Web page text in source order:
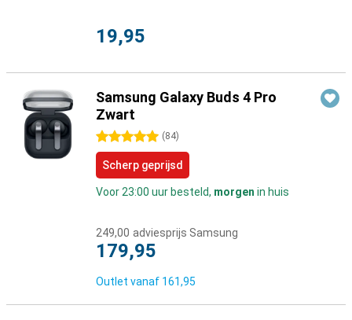
19,95
Samsung Galaxy Buds 4 Pro
Zwart
5 sterren (84)
Scherp geprijsd
Voor 23:00 uur besteld, morgen in huis
249,00 adviesprijs Samsung
179,95
Outlet vanaf 161,95